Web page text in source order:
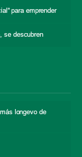
para emprender
se descubren
longevo de